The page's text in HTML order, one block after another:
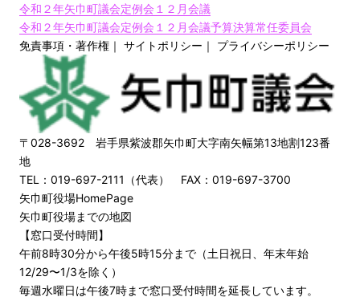
令和２年矢巾町議会定例会１２月会議
令和２年矢巾町議会定例会１２月会議予算決算常任委員会
免責事項・著作権 ｜ サイトポリシー ｜ プライバシーポリシー
〒028-3692 岩手県紫波郡矢巾町大字南矢幅第13地割123番
地
TEL：019-697-2111（代表） FAX：019-697-3700
矢巾町役場HomePage
矢巾町役場までの地図
【窓口受付時間】
午前8時30分から午後5時15分まで（土日祝日、年末年始
12/29〜1/3を除く）
毎週水曜日は午後7時まで窓口受付時間を延長しています。